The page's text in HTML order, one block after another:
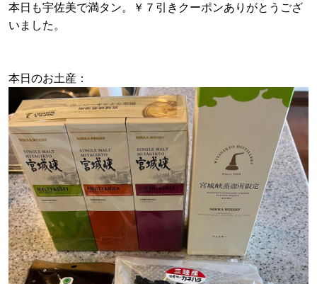
本日も宇佐美で満タン。￥７引きクーポンありがとうござ
いました。
本日のお土産：